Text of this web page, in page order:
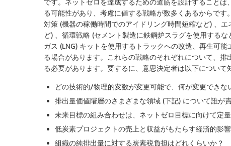
る可能性があり、考慮に値する戦略が数多くあるからで
対策 (機器の稼働時間でのアイドリング時間短縮など) 、
ど) 、循環戦略 (セメント製造に鉄鋼炉スラグを使用する
ガス (LNG) キットを使用するトラックへの改造、再生可
る場合があります。これらの戦略のそれぞれについて、
る必要があります。要するに、意思決定者は以下について
どの技術的/物理的変数が変更可能で、何が変更でき
排出量価値階層のさまざまな領域 (下記) について誰が
未来目標の組み合わせは、ネットゼロ目標に向けて定
低炭素プロジェクトの売上と収益がもたらす経済的影
組織の純排出量に対する炭素税負担はどれくらいか？